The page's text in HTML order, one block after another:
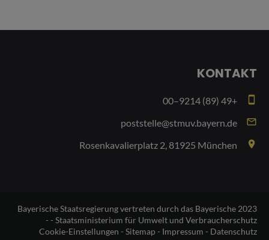
KONTAKT
smartphone
+49 (89) 9214–00
email
poststelle@stmuv.bayern.de
place
Rosenkavalierplatz 2, 81925 München
2023 Bayerische Staatsregierung vertreten durch das Bayerische
Staatsministerium für Umwelt und Verbraucherschutz - -
Datenschutz
-
Impressum
-
Sitemap
-
Cookie-Einstellungen